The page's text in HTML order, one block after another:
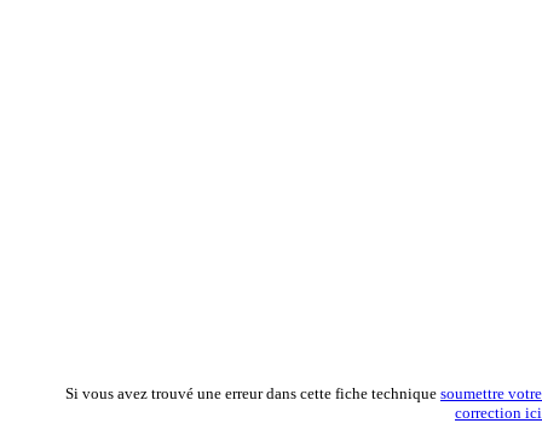
Si vous avez trouvé une erreur dans cette fiche technique soumettre votre
correction ici